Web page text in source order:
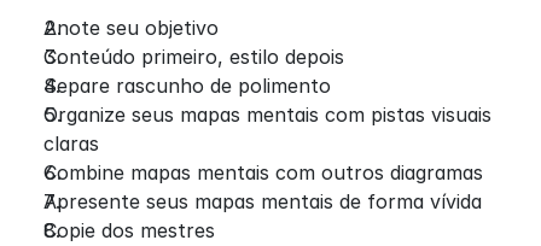
Anote seu objetivo
Conteúdo primeiro, estilo depois
Separe rascunho de polimento
Organize seus mapas mentais com pistas visuais
claras
Combine mapas mentais com outros diagramas
Apresente seus mapas mentais de forma vívida
Copie dos mestres